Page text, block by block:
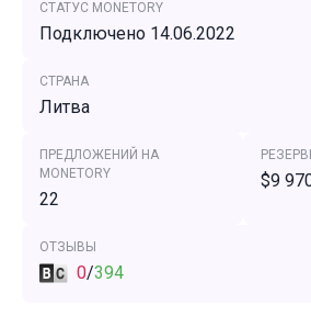
СТАТУС MONETORY
Подключено 14.06.2022
СТРАНА
Литва
ПРЕДЛОЖЕНИЙ НА
MONETORY
22
$9
ОТЗЫВЫ
0/394